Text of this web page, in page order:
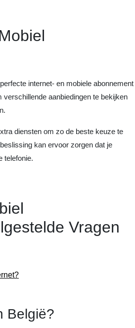
internet- en mobiele abonnement
aanbiedingen te bekijken
diensten om zo de beste keuze te
kan ervoor zorgen dat je
telefonie.
Vragen
België?